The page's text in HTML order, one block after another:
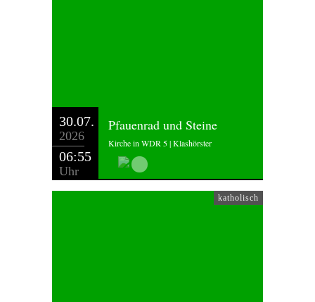
30.07.
2026
06:55
Uhr
Pfauenrad und Steine
Kirche in WDR 5 | Klashörster
katholisch